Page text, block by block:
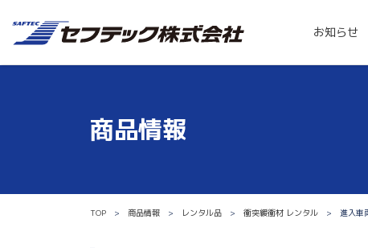
お知らせ
商品情報
TOP 商品情報 レンタル品 衝突緩衝材 レンタル 進入車